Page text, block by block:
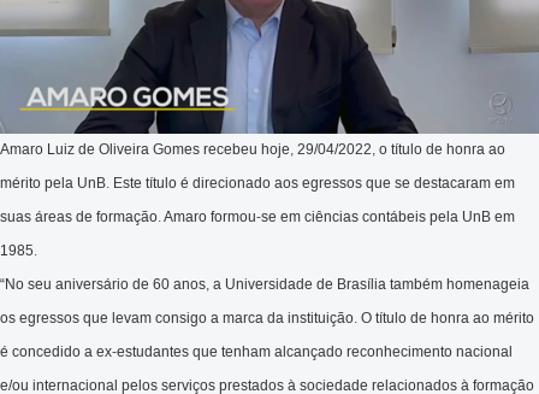
Amaro Luiz de Oliveira Gomes recebeu hoje, 29/04/2022, o título de honra ao
mérito pela UnB. Este título é direcionado aos egressos que se destacaram em
suas áreas de formação. Amaro formou-se em ciências contábeis pela UnB em
1985.
“No seu aniversário de 60 anos, a Universidade de Brasília também homenageia
os egressos que levam consigo a marca da instituição. O título de honra ao mérito
é concedido a ex-estudantes que tenham alcançado reconhecimento nacional
e/ou internacional pelos serviços prestados à sociedade relacionados à formação